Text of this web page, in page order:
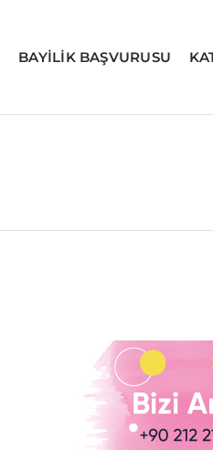
BAYİLİK BAŞVURUSU